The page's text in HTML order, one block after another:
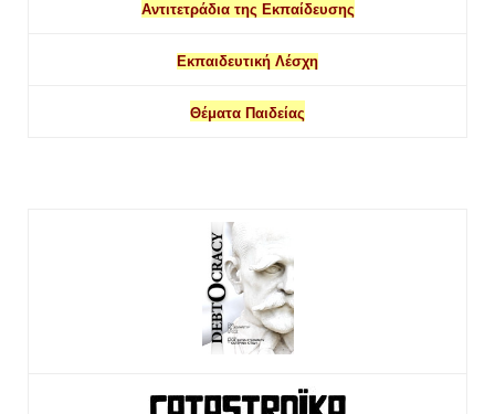
Αντιτετράδια της Εκπαίδευσης
Εκπαιδευτική Λέσχη
Θέματα Παιδείας